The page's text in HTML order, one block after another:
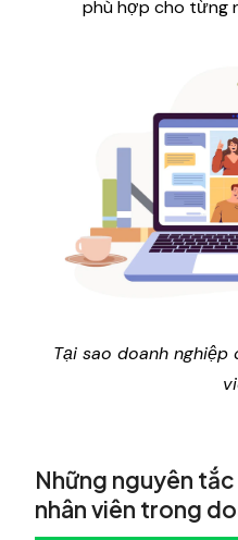
phù hợp cho từng
Tại sao doanh
Những nguyên
nhân viên trong